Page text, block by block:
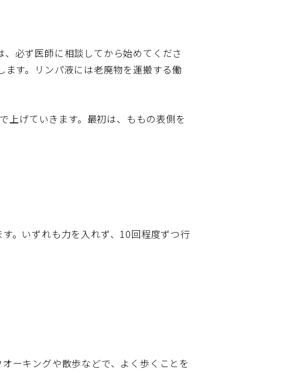
必ず医師に相談してから始めてくださ
す。リンパ液には老廃物を運搬する働
上げていきます。最初は、ももの表側を
。いずれも力を入れず、10回程度ずつ行
ーキングや散歩などで、よく歩くことを